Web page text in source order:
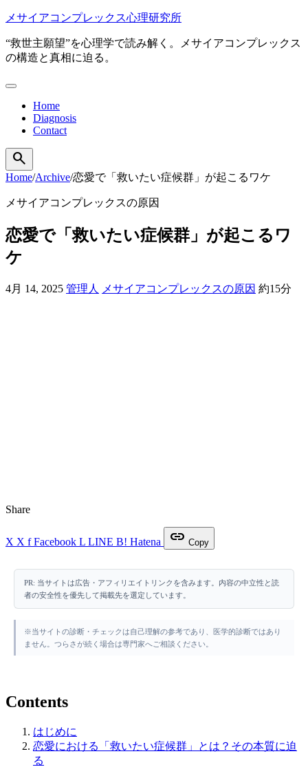
本
へ
移
メサイアコンプレックス心理研究所
“救世主願望”を心理学で読み解く。メサイアコンプレックス
の構造と真相に迫る。
メ
開
Home
Diagnosis
Contact
検
索
を
く
search
Home/Archive/恋愛で「救いたい症候群」が起こるワケ
メサイアコンプレックスの原因
恋愛で「救いたい症候群」が起こるワ
ケ
4月 14, 2025 管理人 メサイアコンプレックスの原因 約15分
Share
X X f Facebook L LINE B! Hatena link Copy
PR: 当サイトは広告・アフィリエイトリンクを含みます。内容の中立性と読
者の安全性を優先して掲載先を選定しています。
※当サイトの診断・チェックは自己理解の参考であり、医学的診断ではあり
ません。つらさが続く場合は専門家へご相談ください。
Contents
はじめに
恋愛における「救いたい症候群」とは？その本質に迫
る